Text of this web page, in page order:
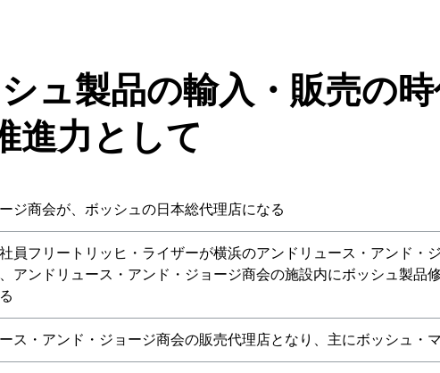
ュ製品の輸入・販売の
進力として
ジ商会が、ボッシュの日本総代理店になる
員フリートリッヒ・ライザーが横浜のアンドリュース・アンド・
アンドリュース・アンド・ジョージ商会の施設内にボッシュ製品
ス・アンド・ジョージ商会の販売代理店となり、主にボッシュ・